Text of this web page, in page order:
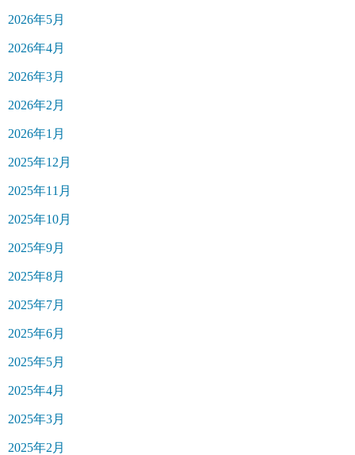
2026年5月
2026年4月
2026年3月
2026年2月
2026年1月
2025年12月
2025年11月
2025年10月
2025年9月
2025年8月
2025年7月
2025年6月
2025年5月
2025年4月
2025年3月
2025年2月